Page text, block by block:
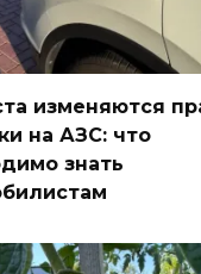
изменяются
на АЗС: что
знать